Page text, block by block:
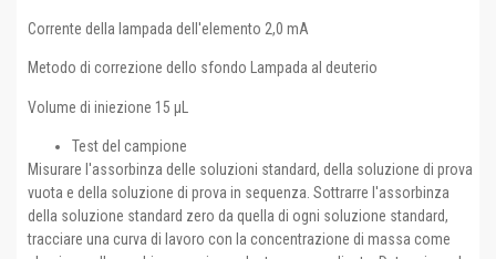
Corrente della lampada dell'elemento 2,0 mA
Metodo di correzione dello sfondo Lampada al deuterio
Volume di iniezione 15 μL
Test del campione
Misurare l'assorbinza delle soluzioni standard, della soluzione di prova
vuota e della soluzione di prova in sequenza. Sottrarre l'assorbinza
della soluzione standard zero da quella di ogni soluzione standard,
tracciare una curva di lavoro con la concentrazione di massa come